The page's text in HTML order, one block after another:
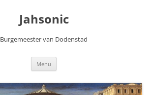
Jahsonic
Burgemeester van Dodenstad
Menu